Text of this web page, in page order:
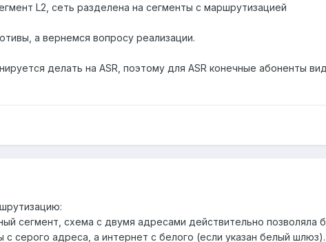
L2, сеть разделена на сегменты с маршрутизацией
а вернемся вопросу реализации.
делать на ASR, поэтому для ASR конечные абоненты
сегмент, схема с двумя адресами действительно позволяла
серого адреса, а интернет с белого (если указан белый шлюз).